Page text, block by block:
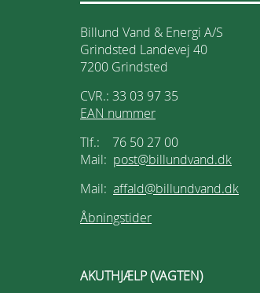
Billund Vand & Energi A/S
Grindsted Landevej 40
7200 Grindsted
CVR.: 33 03 97 35
EAN nummer
Tlf.: 76 50 27 00
Mail: post@billundvand.dk
Mail: affald@billundvand.dk
Åbningstider
AKUTHJÆLP (VAGTEN)